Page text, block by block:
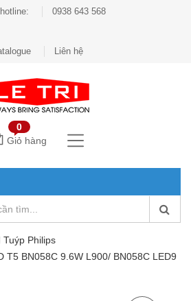
0938 643 568
Liên hệ
0
Giỏ hàng
Tuýp Philips
T5 BN058C 9.6W L900/ BN058C LED9